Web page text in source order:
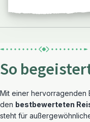
So
Mit einer hervorragenden
den bestbewerteten
steht für